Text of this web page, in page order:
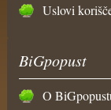
Uslovi
BiGpopust
O